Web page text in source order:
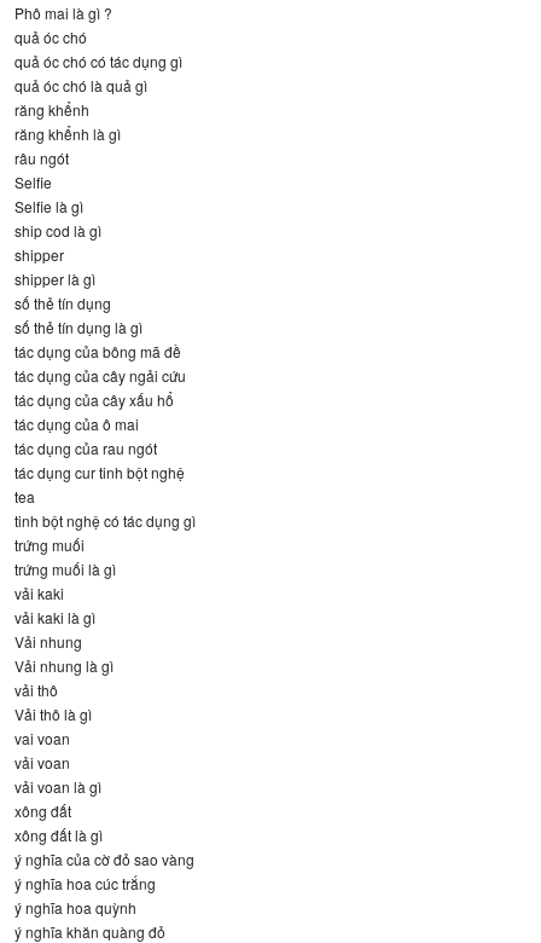
Phô mai là gì ?
quả óc chó
quả óc chó có tác dụng gì
quả óc chó là quả gì
răng khểnh
răng khểnh là gì
râu ngót
Selfie
Selfie là gì
ship cod là gì
shipper
shipper là gì
số thẻ tín dụng
số thẻ tín dụng là gì
tác dụng của bông mã đề
tác dụng của cây ngải cứu
tác dụng của cây xấu hổ
tác dụng của ô mai
tác dụng của rau ngót
tác dụng cur tinh bột nghệ
tea
tinh bột nghệ có tác dụng gì
trứng muối
trứng muối là gì
vải kaki
vải kaki là gì
Vải nhung
Vải nhung là gì
vải thô
Vải thô là gì
vai voan
vải voan
vải voan là gì
xông đất
xông đất là gì
ý nghĩa của cờ đỏ sao vàng
ý nghĩa hoa cúc trắng
ý nghĩa hoa quỳnh
ý nghĩa khăn quàng đỏ